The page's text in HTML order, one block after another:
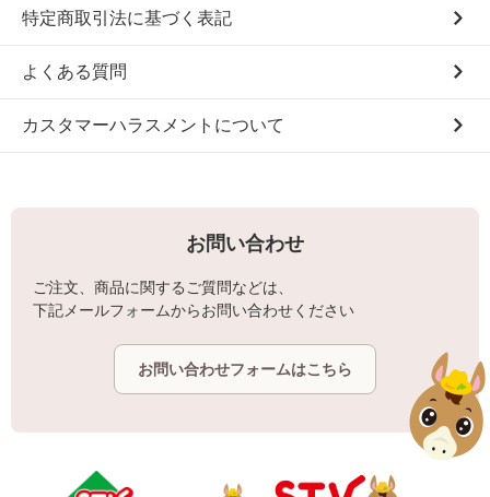
特定商取引法に基づく表記
よくある質問
カスタマーハラスメントについて
お問い合わせ
ご注文、商品に関するご質問などは、
下記メールフォームからお問い合わせください
お問い合わせフォームはこちら